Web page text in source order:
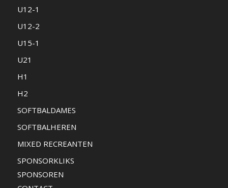
U12-1
U12-2
U15-1
U21
H1
H2
SOFTBALDAMES
SOFTBALHEREN
MIXED RECREANTEN
SPONSORKLIKS
SPONSOREN